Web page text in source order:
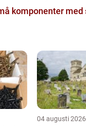
04 augusti 2026